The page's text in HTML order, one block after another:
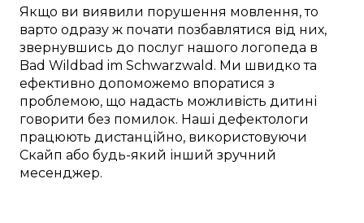
Якщо ви виявили порушення мовлення, то
варто одразу ж почати позбавлятися від них,
звернувшись до послуг нашого логопеда в
Bad Wildbad im Schwarzwald . Ми швидко та
ефективно допоможемо впоратися з
проблемою, що надасть можливість дитині
говорити без помилок. Наші дефектологи
працюють дистанційно, використовуючи
Скайп або будь-який інший зручний
месенджер.